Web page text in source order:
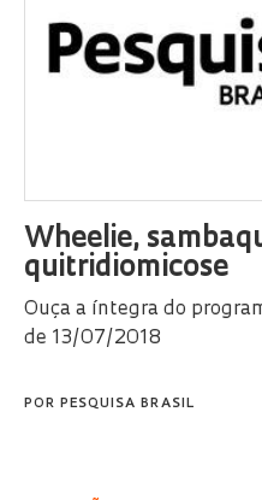
Wheelie,
quitridiomicose
Ouça a íntegra do
de 13/07/2018
POR PESQUISA BRASIL